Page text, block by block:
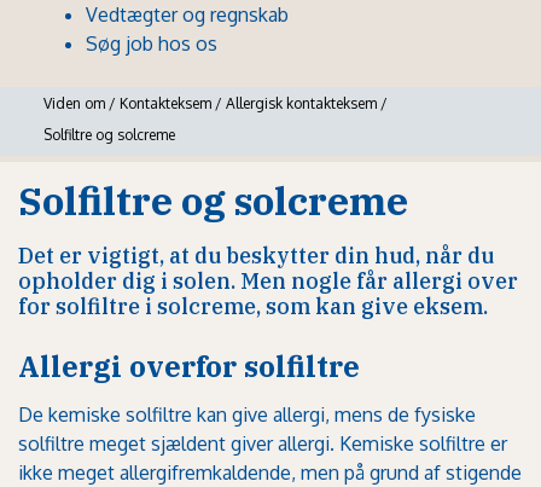
Vedtægter og regnskab
Søg job hos os
Viden om / Kontakteksem / Allergisk kontakteksem /
Solfiltre og solcreme
Solfiltre og solcreme
Det er vigtigt, at du beskytter din hud, når du
opholder dig i solen. Men nogle får allergi over
for solfiltre i solcreme, som kan give eksem.
Allergi overfor solfiltre
De kemiske solfiltre kan give allergi, mens de fysiske
solfiltre meget sjældent giver allergi. Kemiske solfiltre er
ikke meget allergifremkaldende, men på grund af stigende